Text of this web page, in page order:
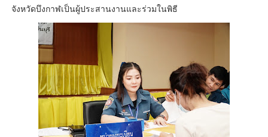
จังหวัดบึงกาฬเป็นผู้ประสานงานและร่วมในพิธี